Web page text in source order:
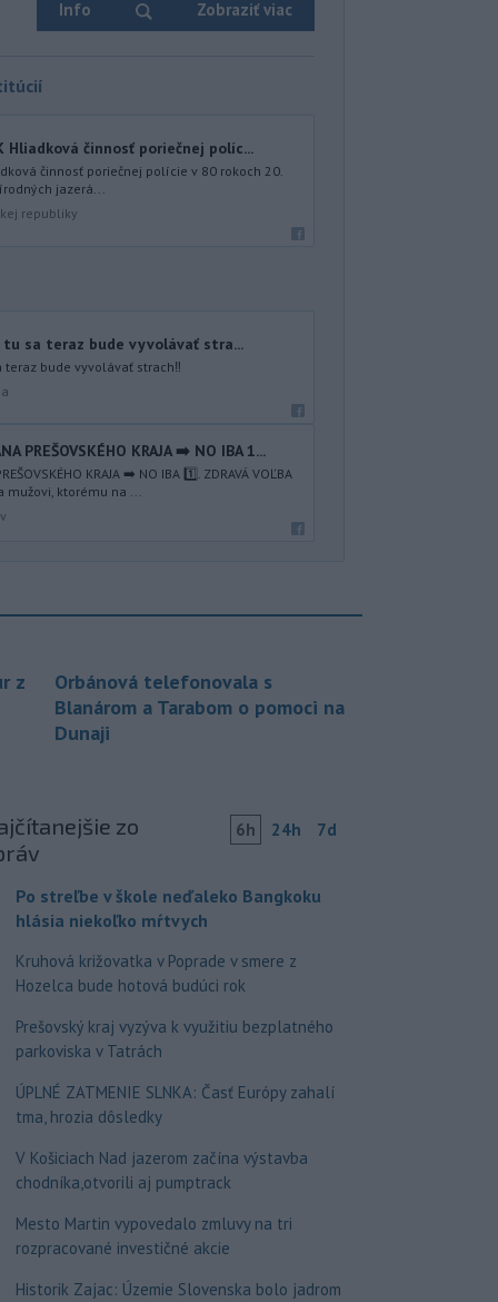
Info Zobraziť viac
Hliadková činnosť poriečnej políc...
činnosť poriečnej polície v 80 rokoch 20.
jazerá...
republiky
sa teraz bude vyvolávať stra...
teraz bude vyvolávať strach‼️
PREŠOVSKÉHO KRAJA ➡️ NO IBA 1️...
KRAJA ➡️ NO IBA 1️⃣. ZDRAVÁ VOĽBA
mužovi, ktorému na ...
z
Orbánová telefonovala s
Blanárom a Tarabom o pomoci na
Dunaji
zo
6h 24h 7d
Po streľbe v škole neďaleko Bangkoku
hlásia niekoľko mŕtvych
Kruhová križovatka v Poprade v smere z
Hozelca bude hotová budúci rok
Prešovský kraj vyzýva k využitiu bezplatného
parkoviska v Tatrách
ÚPLNÉ ZATMENIE SLNKA: Časť Európy zahalí
tma, hrozia dôsledky
V Košiciach Nad jazerom začína výstavba
chodníka,otvorili aj pumptrack
Mesto Martin vypovedalo zmluvy na tri
rozpracované investičné akcie
Historik Zajac: Územie Slovenska bolo jadrom